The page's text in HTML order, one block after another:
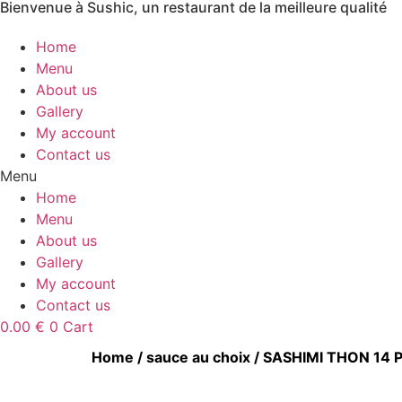
Aller
contenu
Bienvenue à Sushic, un restaurant de la meilleure qualité
Home
Menu
About us
Gallery
My account
Contact us
Menu
Home
Menu
About us
Gallery
My account
Contact us
0.00 € 0 Cart
Home / sauce au choix / SASHIMI THON 14